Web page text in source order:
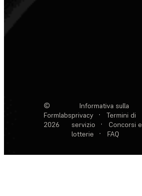
©
Formlabs
2026
Informativa sulla
privacy
·
Termini di
servizio
·
Concorsi e
lotterie
· FAQ